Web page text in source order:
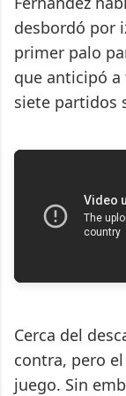
desbordó por
primer palo
que anticipó
siete partidos
Cerca del
contra, pero
juego. Sin